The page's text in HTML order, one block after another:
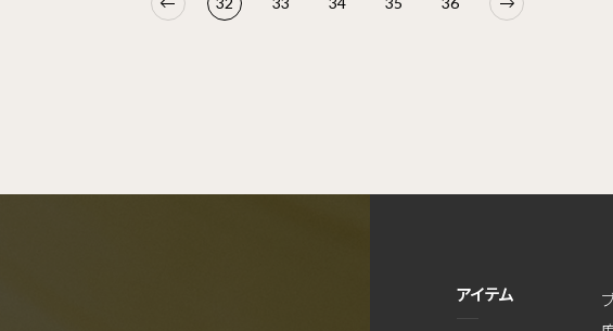
アイテム